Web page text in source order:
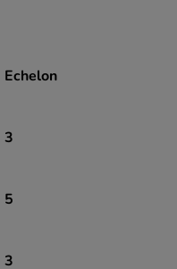
Echelon
3
5
3